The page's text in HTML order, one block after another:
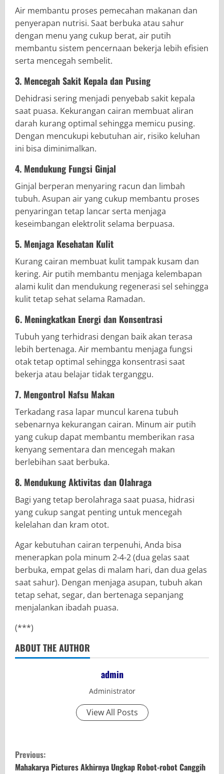
Air membantu proses pemecahan makanan dan
penyerapan nutrisi. Saat berbuka atau sahur
dengan menu yang cukup berat, air putih
membantu sistem pencernaan bekerja lebih efisien
serta mencegah sembelit.
3. Mencegah Sakit Kepala dan Pusing
Dehidrasi sering menjadi penyebab sakit kepala
saat puasa. Kekurangan cairan membuat aliran
darah kurang optimal sehingga memicu pusing.
Dengan mencukupi kebutuhan air, risiko keluhan
ini bisa diminimalkan.
4. Mendukung Fungsi Ginjal
Ginjal berperan menyaring racun dan limbah
tubuh. Asupan air yang cukup membantu proses
penyaringan tetap lancar serta menjaga
keseimbangan elektrolit selama berpuasa.
5. Menjaga Kesehatan Kulit
Kurang cairan membuat kulit tampak kusam dan
kering. Air putih membantu menjaga kelembapan
alami kulit dan mendukung regenerasi sel sehingga
kulit tetap sehat selama Ramadan.
6. Meningkatkan Energi dan Konsentrasi
Tubuh yang terhidrasi dengan baik akan terasa
lebih bertenaga. Air membantu menjaga fungsi
otak tetap optimal sehingga konsentrasi saat
bekerja atau belajar tidak terganggu.
7. Mengontrol Nafsu Makan
Terkadang rasa lapar muncul karena tubuh
sebenarnya kekurangan cairan. Minum air putih
yang cukup dapat membantu memberikan rasa
kenyang sementara dan mencegah makan
berlebihan saat berbuka.
8. Mendukung Aktivitas dan Olahraga
Bagi yang tetap berolahraga saat puasa, hidrasi
yang cukup sangat penting untuk mencegah
kelelahan dan kram otot.
Agar kebutuhan cairan terpenuhi, Anda bisa
menerapkan pola minum 2-4-2 (dua gelas saat
berbuka, empat gelas di malam hari, dan dua gelas
saat sahur). Dengan menjaga asupan, tubuh akan
tetap sehat, segar, dan bertenaga sepanjang
menjalankan ibadah puasa.
(***)
ABOUT THE AUTHOR
admin
Administrator
View All Posts
C
Previous:
Mahakarya Pictures Akhirnya Ungkap Robot-robot Canggih